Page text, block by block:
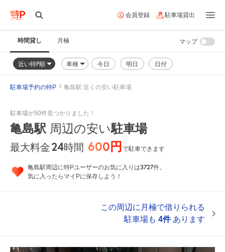
会員登録 駐車場貸出
時間貸し 月極
近い特P順 車種 今日 明日 日付
マップ
駐車場予約の特P 亀島駅 近くの安い駐車場
駐車場が50件見つかりました！
亀島駅 周辺の安い駐車場
最大料金24時間 600円で駐車できます
亀島駅周辺に特Pユーザーのお気に入りは3727件。
気に入ったらマイPに保存しよう！
この周辺に月極で借りられる
駐車場も 4件あります